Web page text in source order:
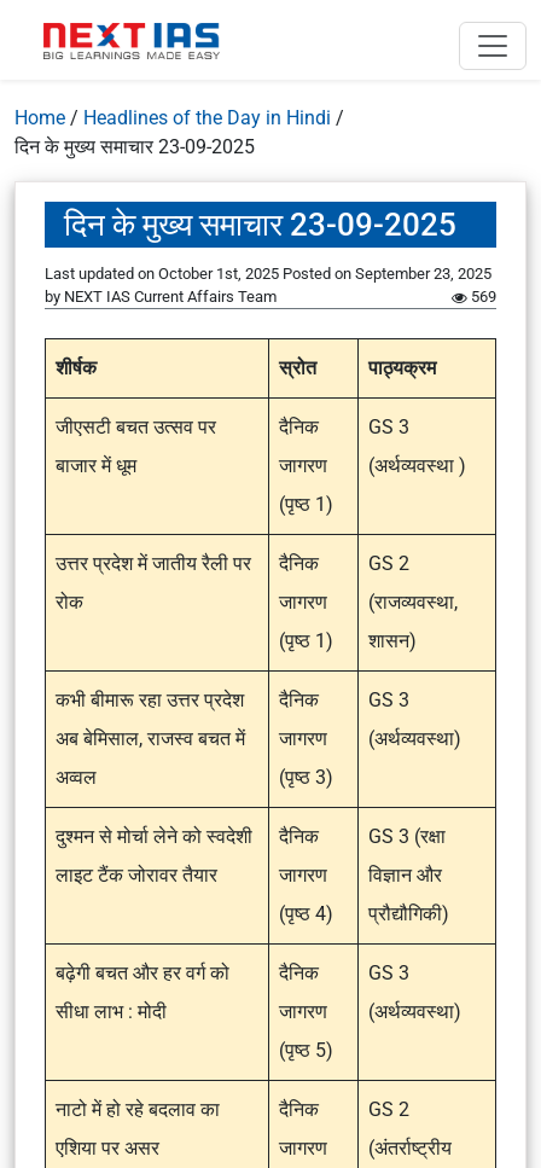
Home / Headlines of the Day in Hindi /
दिन के मुख्य समाचार 23-09-2025
दिन के मुख्य समाचार 23-09-2025
Last updated on October 1st, 2025 Posted on September 23, 2025
by NEXT IAS Current Affairs Team 569
शीर्षक स्रोत पाठ्यक्रम
जीएसटी बचत उत्सव पर
बाजार में धूम
दैनिक
जागरण
(पृष्ठ 1)
GS 3
(अर्थव्यवस्था )
उत्तर प्रदेश में जातीय रैली पर
रोक
दैनिक
जागरण
(पृष्ठ 1)
GS 2
(राजव्यवस्था,
शासन)
कभी बीमारू रहा उत्तर प्रदेश
अब बेमिसाल, राजस्व बचत में
अव्वल
दैनिक
जागरण
(पृष्ठ 3)
GS 3
(अर्थव्यवस्था)
दुश्मन से मोर्चा लेने को स्वदेशी
लाइट टैंक जोरावर तैयार
दैनिक
जागरण
(पृष्ठ 4)
GS 3 (रक्षा
विज्ञान और
प्रौद्यौगिकी)
बढ़ेगी बचत और हर वर्ग को
सीधा लाभ : मोदी
दैनिक
जागरण
(पृष्ठ 5)
GS 3
(अर्थव्यवस्था)
नाटो में हो रहे बदलाव का
एशिया पर असर
दैनिक
जागरण
GS 2
(अंतर्राष्ट्रीय